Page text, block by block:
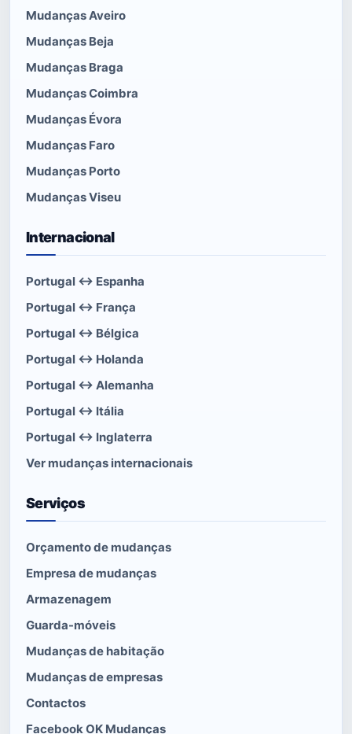
Mudanças Aveiro
Mudanças Beja
Mudanças Braga
Mudanças Coimbra
Mudanças Évora
Mudanças Faro
Mudanças Porto
Mudanças Viseu
Internacional
Portugal ↔ Espanha
Portugal ↔ França
Portugal ↔ Bélgica
Portugal ↔ Holanda
Portugal ↔ Alemanha
Portugal ↔ Itália
Portugal ↔ Inglaterra
Ver mudanças internacionais
Serviços
Orçamento de mudanças
Empresa de mudanças
Armazenagem
Guarda-móveis
Mudanças de habitação
Mudanças de empresas
Contactos
Facebook OK Mudanças